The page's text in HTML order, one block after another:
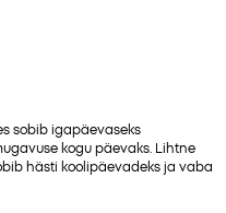
sobib igapäevaseks
kogu päevaks. Lihtne
hästi koolipäevadeks ja vaba